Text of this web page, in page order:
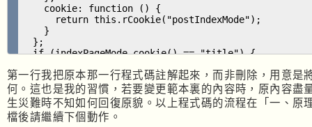
cookie: function () {
return this.rCookie("postIndexMode");
}
};
if (indexPageMode.cookie() == "title") {
} else {
indexPageMode.wCookie("postIndexMode",
}
}
</script>
第一行我把原本那一行程式碼註解起來，而非刪除，用意是
何。這也是我的習慣，若要變更範本裏的內容時，原內容盡
生災難時不知如何回復原貌。以上程式碼的流程在「一、
檔後請繼續下個動作。